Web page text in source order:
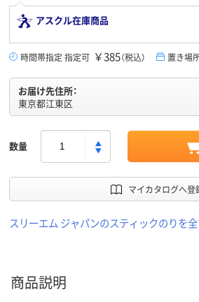
アスクル在庫商品
時間帯指定 指定可 ￥385（税込） 置き場
お届け先住所：
東京都江東区
数量
マイカタログへ登
スリーエム ジャパンのスティックのりを
商品説明